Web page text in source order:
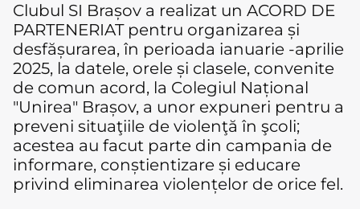
Clubul SI Brașov a realizat un ACORD DE
PARTENERIAT pentru organizarea și
desfășurarea, în perioada ianuarie -aprilie
2025, la datele, orele și clasele, convenite
de comun acord, la Colegiul Național
"Unirea" Brașov, a unor expuneri pentru a
preveni situaţiile de violenţă în şcoli;
acestea au facut parte din campania de
informare, conștientizare și educare
privind eliminarea violențelor de orice fel.